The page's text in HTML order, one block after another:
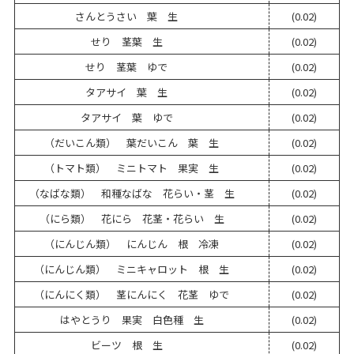
さんとうさい 葉 生
(0.02)
せり 茎葉 生
(0.02)
せり 茎葉 ゆで
(0.02)
タアサイ 葉 生
(0.02)
タアサイ 葉 ゆで
(0.02)
（だいこん類） 葉だいこん 葉 生
(0.02)
（トマト類） ミニトマト 果実 生
(0.02)
（なばな類） 和種なばな 花らい・茎 生
(0.02)
（にら類） 花にら 花茎・花らい 生
(0.02)
（にんじん類） にんじん 根 冷凍
(0.02)
（にんじん類） ミニキャロット 根 生
(0.02)
（にんにく類） 茎にんにく 花茎 ゆで
(0.02)
はやとうり 果実 白色種 生
(0.02)
ビーツ 根 生
(0.02)